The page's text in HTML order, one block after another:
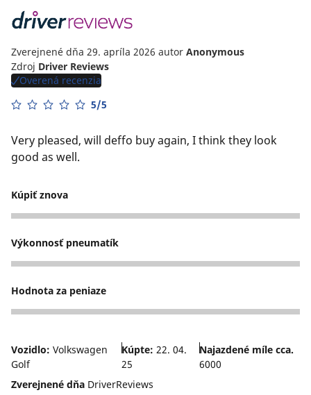
Zverejnené dňa 29. apríla 2026 autor Anonymous
Zdroj Driver Reviews
Overená recenzia
5/5
Very pleased, will deffo buy again, I think they look
good as well.
Kúpiť znova
5
Výkonnosť pneumatík
5
Hodnota za peniaze
4
Vozidlo: Volkswagen
Golf
Kúpte: 22. 04.
25
Najazdené míle cca.
6000
Zverejnené dňa DriverReviews